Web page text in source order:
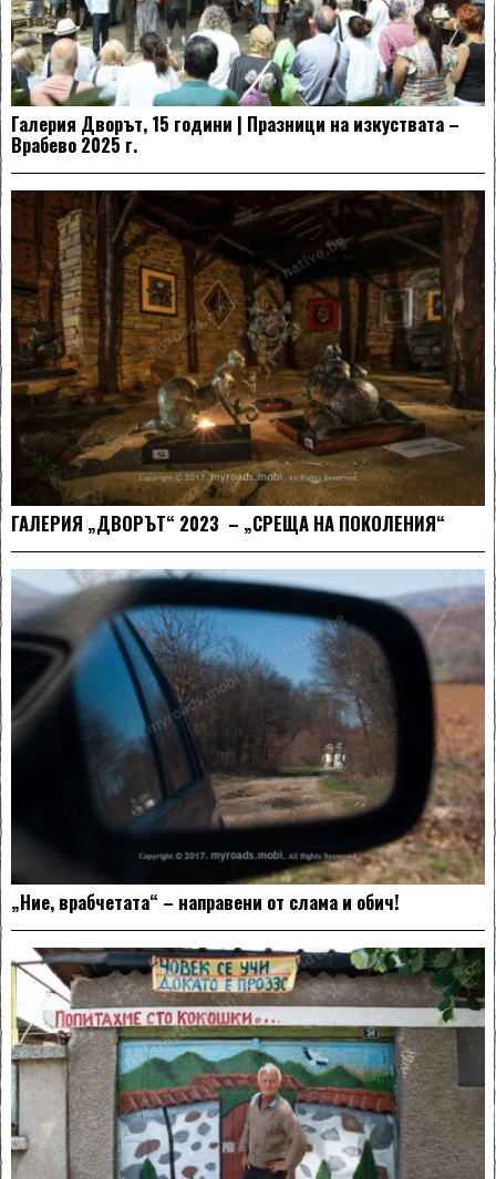
Галерия Дворът, 15 години | Празници на изкуствата –
Врабево 2025 г.
ГАЛЕРИЯ „ДВОРЪТ“ 2023 – „СРЕЩА НА ПОКОЛЕНИЯ“
„Ние, врабчетата“ – направени от слама и обич!